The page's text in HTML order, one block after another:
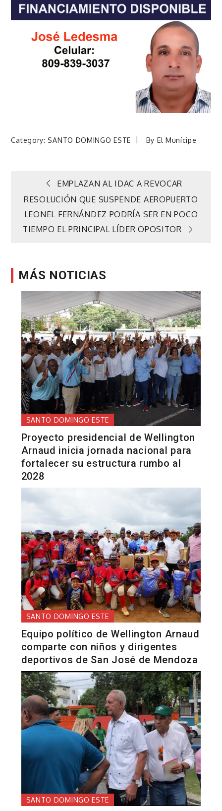
Category: SANTO DOMINGO ESTE By El Munícipe
Navegación
de
EMPLAZAN AL IDAC A REVOCAR
RESOLUCIÓN QUE SUSPENDE AEROPUERTO
LEONEL FERNÁNDEZ PODRÍA SER EN POCO
TIEMPO EL PRINCIPAL LÍDER OPOSITOR
MÁS NOTICIAS
SANTO DOMINGO ESTE
Proyecto presidencial de Wellington
Arnaud inicia jornada nacional para
fortalecer su estructura rumbo al
2028
SANTO DOMINGO ESTE
Equipo político de Wellington Arnaud
comparte con niños y dirigentes
deportivos de San José de Mendoza
SANTO DOMINGO ESTE